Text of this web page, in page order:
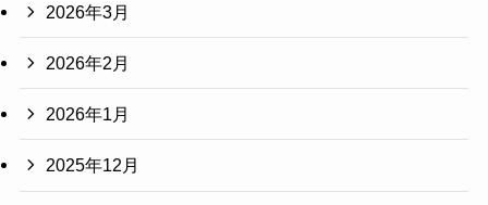
2026年3月
2026年2月
2026年1月
2025年12月